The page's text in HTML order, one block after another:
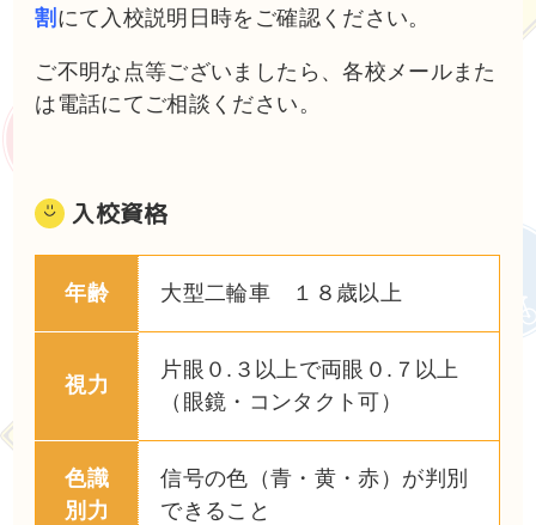
割 にて入校説明日時をご確認ください。
ご不明な点等ございましたら、各校メールまた
は電話にてご相談ください。
入校資格
年齢 大型二輪車 １８歳以上
視力
片眼０.３以上で両眼０.７以上
（眼鏡・コンタクト可）
色識
別力
信号の色（青・黄・赤）が判別
できること